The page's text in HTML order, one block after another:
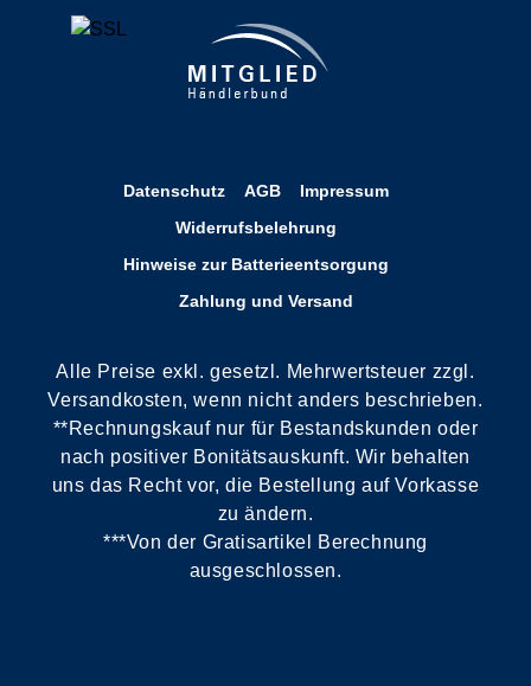
Datenschutz AGB
Impressum
Widerrufsbelehrung
Hinweise zur Batterieentsorgung
Zahlung und Versand
Alle Preise exkl. gesetzl. Mehrwertsteuer zzgl.
Versandkosten, wenn nicht anders beschrieben.
**Rechnungskauf nur für Bestandskunden oder
nach positiver Bonitätsauskunft. Wir behalten
uns das Recht vor, die Bestellung auf Vorkasse
zu ändern.
***Von der Gratisartikel Berechnung
ausgeschlossen.